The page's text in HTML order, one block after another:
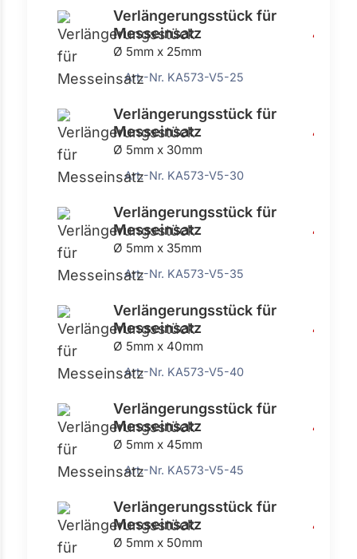
Verlängerungsstück für
Messeinsatz
Ø 5mm x 25mm
4,54 €
Art.-Nr. KA573-V5-25
Verlängerungsstück für
Messeinsatz
Ø 5mm x 30mm
4,54 €
Art.-Nr. KA573-V5-30
Verlängerungsstück für
Messeinsatz
Ø 5mm x 35mm
4,54 €
Art.-Nr. KA573-V5-35
Verlängerungsstück für
Messeinsatz
Ø 5mm x 40mm
4,54 €
Art.-Nr. KA573-V5-40
Verlängerungsstück für
Messeinsatz
Ø 5mm x 45mm
4,54 €
Art.-Nr. KA573-V5-45
Verlängerungsstück für
Messeinsatz
Ø 5mm x 50mm
4,54 €